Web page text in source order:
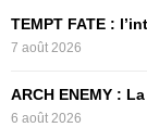
o
r
TEMPT FATE :
7 août 2026
ARCH ENEMY :
6 août 2026